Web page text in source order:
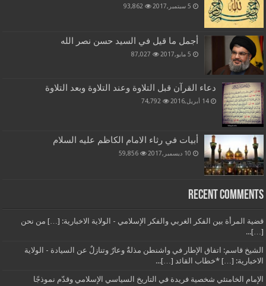
5 سبتمبر,2017 93,862
أجمل ما قيل في السيد حسن نصر الله
5 مايو,2017 87,027
دعاء القرآن قبل التلاوة وعند التلاوة وبعد التلاوة
14 أبريل,2016 74,792
أبيات في رثاء الامام الكاظم عليه السلام
10 ديسمبر,2017 59,856
Recent Comments
قضية المرأة بين الفكر الغربي والفكر الإسلامي - الولاية الاخبارية: […] من نحن
[…]...
الشيخ قاسم: اتفاق الإطار في واشنطن مذلةٌ وعارٌ وتنازلٌ عن السيادة - الولاية
الاخبارية: […] *خطاب القائد […]...
الإمام الخامنئي شخصية فريدة في التاريخ السياسي الإسلامي وقدّم نموذجًا